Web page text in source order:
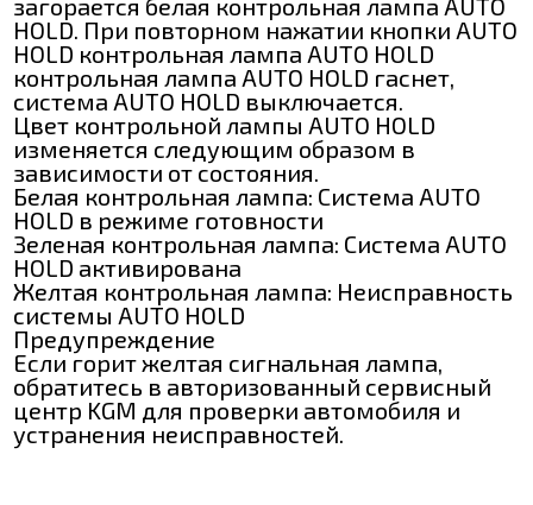
HOLD. При повторном нажатии кнопки AUTO
HOLD контрольная лампа AUTO HOLD
контрольная лампа AUTO HOLD гаснет,
система AUTO HOLD выключается.
Цвет контрольной лампы AUTO HOLD
изменяется следующим образом в
зависимости от состояния.
Белая контрольная лампа: Система AUTO
HOLD в режиме готовности
Зеленая контрольная лампа: Система AUTO
HOLD активирована
Желтая контрольная лампа: Неисправность
системы AUTO HOLD
Предупреждение
Если горит желтая сигнальная лампа,
обратитесь в авторизованный сервисный
центр KGM для проверки автомобиля и
устранения неисправностей.